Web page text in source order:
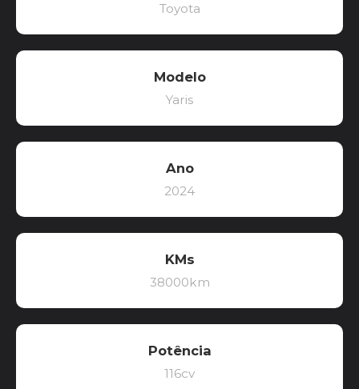
Toyota
Modelo
Yaris
Ano
2024
KMs
38000km
Potência
116cv